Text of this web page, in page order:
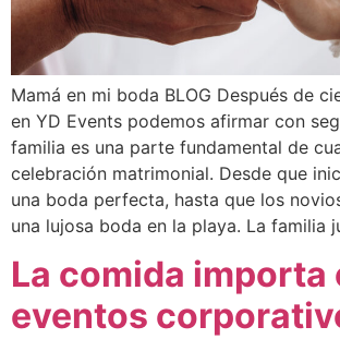
Mamá en mi boda BLOG Después de
en YD Events podemos afirmar con
familia es una parte fundamental de
celebración matrimonial. Desde que
una boda perfecta, hasta que los
una lujosa boda en la playa. La familia
La comida importa
eventos